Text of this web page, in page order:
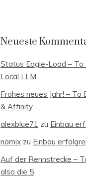
Neueste
Status Eagle-Load – To
Local LLM
Frohes neues Jahr! – To
& Affinity
alexblue71 zu Einbau
nömix zu Einbau
Auf der Rennstrecke –
also die 5